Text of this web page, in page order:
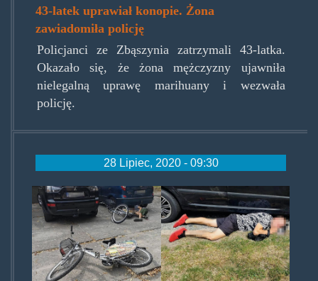
43-latek uprawiał konopie. Żona
zawiadomiła policję
Policjanci ze Zbąszynia zatrzymali 43-latka.
Okazało się, że żona mężczyzny ujawniła
nielegalną uprawę marihuany i wezwała
policję.
28 Lipiec, 2020 - 09:30
dopasywesole.jpg